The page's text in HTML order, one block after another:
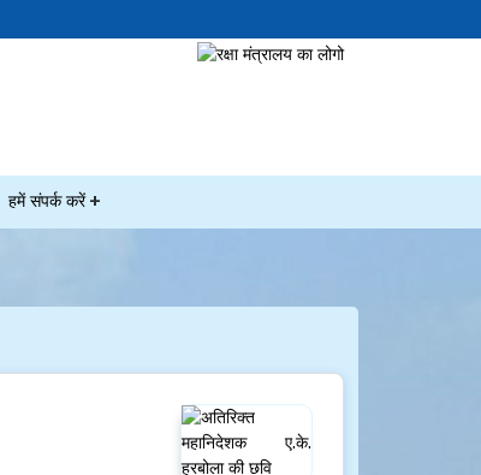
हमें संपर्क करें